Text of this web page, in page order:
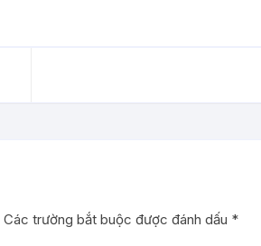
Các trường bắt buộc được đánh dấu *